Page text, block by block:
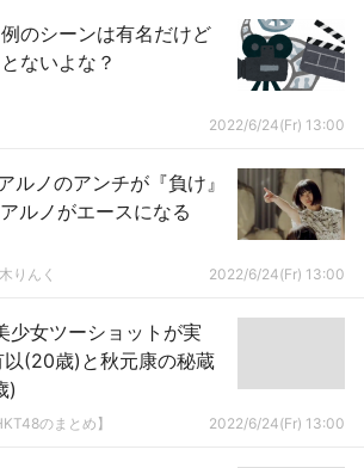
のシーンは有名だけど
ないよな？
2022/6/24(Fr) 13:00
ルノのアンチが『負け』
ルノがエースになる
りんく 2022/6/24(Fr) 13:00
少女ツーショットが実
(20歳)と秋元康の秘蔵
)
のまとめ】 2022/6/24(Fr) 13:00